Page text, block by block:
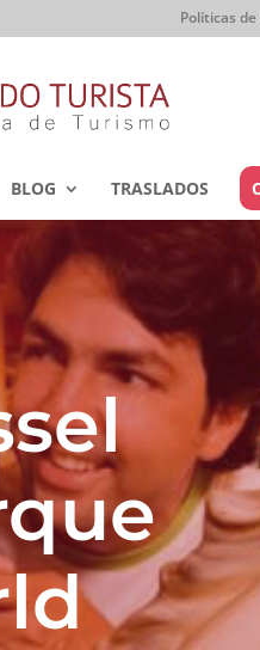
Políticas
BLOG TRASLADOS